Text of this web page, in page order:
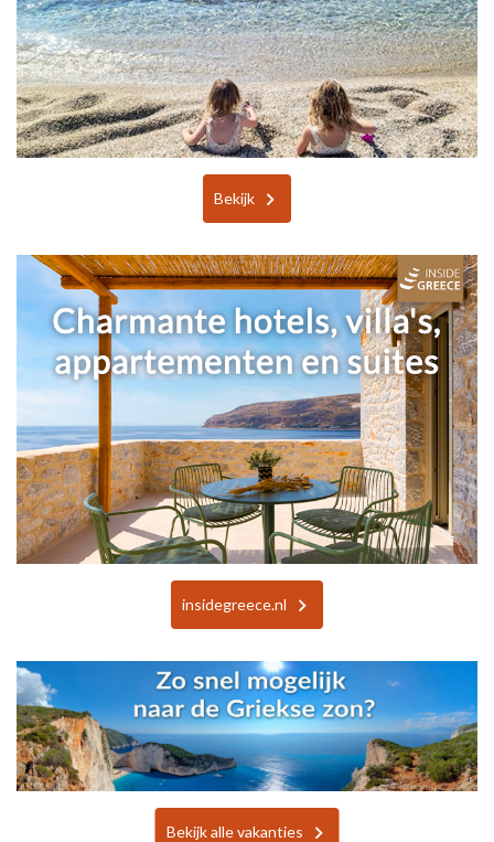
Bekijk
insidegreece.nl
Bekijk alle vakanties